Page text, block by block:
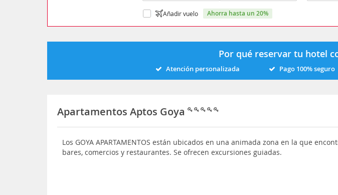
Añadir vuelo ahorra hasta un 20%
Por qué reservar tu hotel
Atención personalizada Pago 100% seguro
Apartamentos Aptos Goya
Los GOYA APARTAMENTOS están ubicados en una animada zona en la que
bares, comercios y restaurantes. Se ofrecen excursiones guiadas.